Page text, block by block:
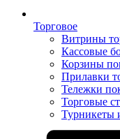
Торговое
Витрины
Кассовые
Корзины
Прилавки
Тележки
Торговые
Турникеты